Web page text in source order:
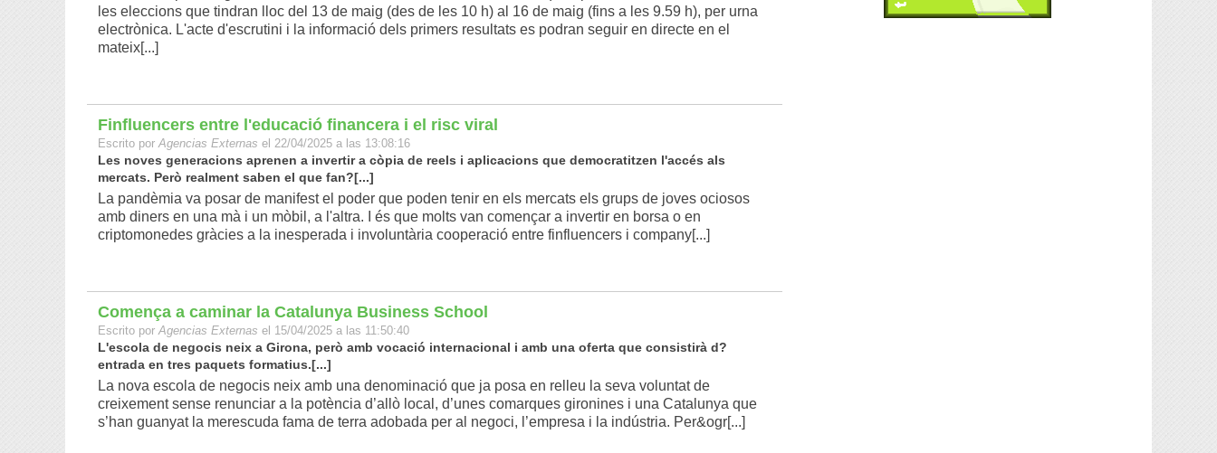
les eleccions que tindran lloc del 13 de maig (des de les 10 h) al 16 de maig (fins a les 9.59 h), per urna
electrònica. L'acte d'escrutini i la informació dels primers resultats es podran seguir en directe en el
mateix[...]
Finfluencers entre l'educació financera i el risc viral
Escrito porAgencias Externas el 22/04/2025 a las 13:08:16
Les noves generacions aprenen a invertir a còpia de reels i aplicacions que democratitzen l'accés als
mercats. Però realment saben el que fan?[...]
La pandèmia va posar de manifest el poder que poden tenir en els mercats els grups de joves ociosos
amb diners en una mà i un mòbil, a l'altra. I és que molts van començar a invertir en borsa o en
criptomonedes gràcies a la inesperada i involuntària cooperació entre finfluencers i company[...]
Comença a caminar la Catalunya Business School
Escrito porAgencias Externas el 15/04/2025 a las 11:50:40
L'escola de negocis neix a Girona, però amb vocació internacional i amb una oferta que consistirà d?
entrada en tres paquets formatius.[...]
La nova escola de negocis neix amb una denominació que ja posa en relleu la seva voluntat de
creixement sense renunciar a la potència d’allò local, d’unes comarques gironines i una Catalunya que
s’han guanyat la merescuda fama de terra adobada per al negoci, l’empresa i la indústria. Per&ogr[...]